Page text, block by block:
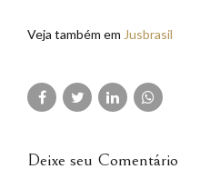
Veja também em Jusbrasil
Deixe seu Comentário